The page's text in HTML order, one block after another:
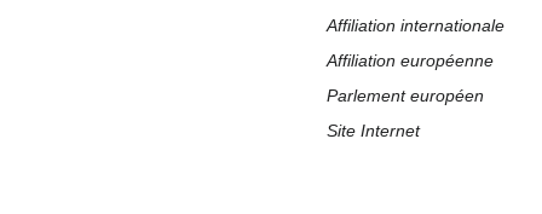
Affiliation internationale
Affiliation européenne
Parlement européen
Site Internet